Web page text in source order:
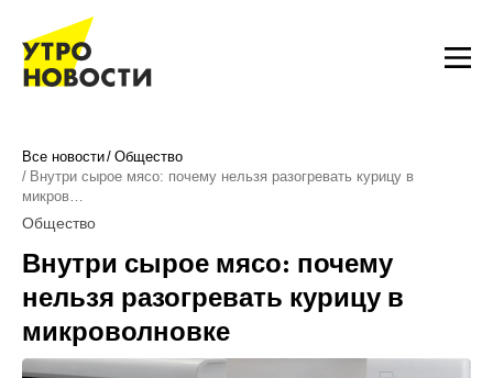
Все новости Общество
Внутри сырое мясо: почему нельзя разогревать курицу в
микров…
Общество
Внутри сырое мясо: почему
нельзя разогревать курицу в
микроволновке